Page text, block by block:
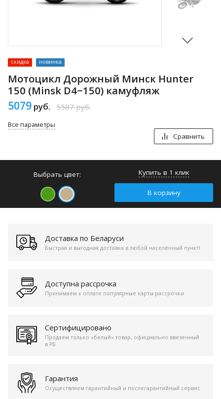
скидка новинка
Мотоцикл Дорожный Минск Hunter
150 (Minsk D4−150) камуфляж
5079 руб. 5587руб.
Все параметры
Сравнить
Выбрать цвет: Купить в 1 клик
В корзину
Доставка по Беларуси
Быстрая и выгодная доставка в любой населённый пункт!
Доступна рассрочка
Принимаем к оплате популярные карты рассрочки
Сертифицировано
Продаем только «белый» товар, официально ввезенный
в РБ
Гарантия
Осуществляем гарантийный и послегарантийный сервис